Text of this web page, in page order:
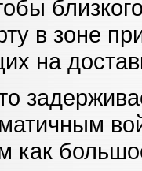
в зоне
на
как